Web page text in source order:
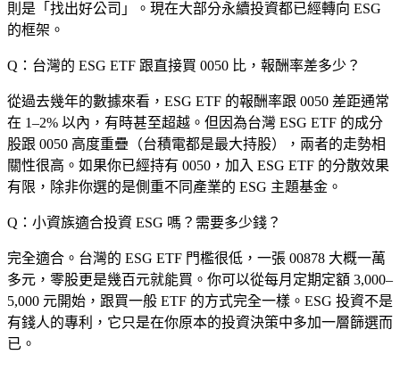
則是「找出好公司」。現在大部分永續投資都已經轉向 ESG
的框架。
Q：台灣的 ESG ETF 跟直接買 0050 比，報酬率差多少？
從過去幾年的數據來看，ESG ETF 的報酬率跟 0050 差距通常
在 1–2% 以內，有時甚至超越。但因為台灣 ESG ETF 的成分
股跟 0050 高度重疊（台積電都是最大持股），兩者的走勢相
關性很高。如果你已經持有 0050，加入 ESG ETF 的分散效果
有限，除非你選的是側重不同產業的 ESG 主題基金。
Q：小資族適合投資 ESG 嗎？需要多少錢？
完全適合。台灣的 ESG ETF 門檻很低，一張 00878 大概一萬
多元，零股更是幾百元就能買。你可以從每月定期定額 3,000–
5,000 元開始，跟買一般 ETF 的方式完全一樣。ESG 投資不是
有錢人的專利，它只是在你原本的投資決策中多加一層篩選而
已。